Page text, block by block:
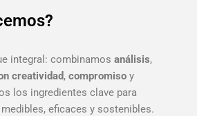
integral: combinamos análisis,
creatividad, compromiso y
los ingredientes clave para
eficaces y sostenibles.